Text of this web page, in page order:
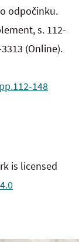
odpočinku.
s. 112-
(Online).
148
is licensed